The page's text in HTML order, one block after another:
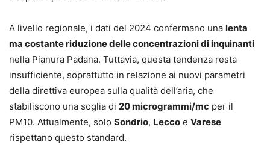
A livello regionale, i dati del 2024 confermano una lenta
ma costante riduzione delle concentrazioni di inquinanti
nella Pianura Padana. Tuttavia, questa tendenza resta
insufficiente, soprattutto in relazione ai nuovi parametri
della direttiva europea sulla qualità dell’aria, che
stabiliscono una soglia di 20 microgrammi/mc per il
PM10. Attualmente, solo Sondrio, Lecco e Varese
rispettano questo standard.